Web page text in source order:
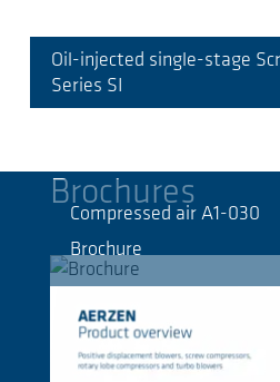
Oil-injected single-stage
Series SI
Brochures
Compressed air A1-030
Brochure